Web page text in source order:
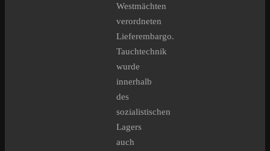
Westmächten
verordneten
Lieferembargo.
Tauchtechnik
wurde
innerhalb
des
sozialistischen
Lagers
auch